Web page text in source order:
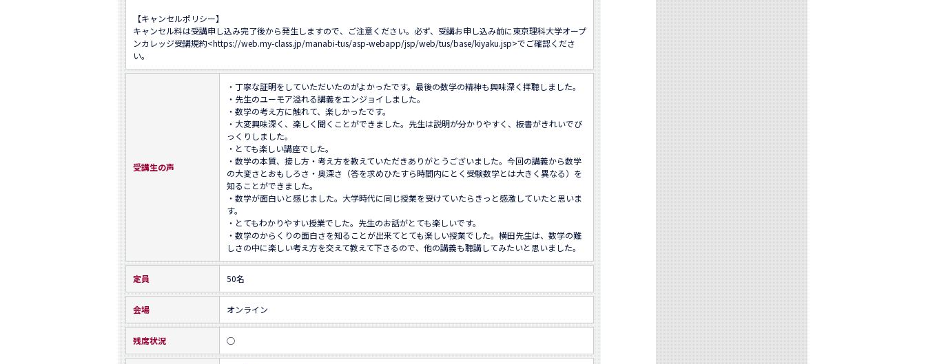
【キャンセルポリシー】
キャンセル料は受講申し込み完了後から発生しますので、ご注意ください。必ず、受講お申し込み前に東京理科大学オープ
ンカレッジ受講規約<https://web.my-class.jp/manabi-tus/asp-webapp/jsp/web/tus/base/kiyaku.jsp>でご確認くださ
い。
受講生の声
・丁寧な証明をしていただいたのがよかったです。最後の数学の精神も興味深く拝聴しました。
・先生のユーモア溢れる講義をエンジョイしました。
・数学の考え方に触れて、楽しかったです。
・大変興味深く、楽しく聞くことができました。先生は説明が分かりやすく、板書がきれいでび
っくりしました。
・とても楽しい講座でした。
・数学の本質、接し方・考え方を教えていただきありがとうございました。今回の講義から数学
の大変さとおもしろさ・奥深さ（答を求めひたすら時間内にとく受験数学とは大きく異なる）を
知ることができました。
・数学が面白いと感じました。大学時代に同じ授業を受けていたらきっと感激していたと思いま
す。
・とてもわかりやすい授業でした。先生のお話がとても楽しいです。
・数学のからくりの面白さを知ることが出来てとても楽しい授業でした。横田先生は、数学の難
しさの中に楽しい考え方を交えて教えて下さるので、他の講義も聴講してみたいと思いました。
定員 50名
会場 オンライン
残席状況 ○